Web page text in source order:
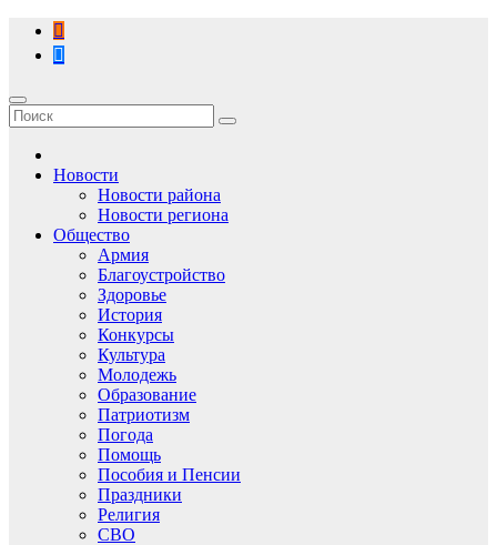
Перейти
содержимому
Новости
Новости района
Новости региона
Общество
Армия
Благоустройство
Здоровье
История
Конкурсы
Культура
Молодежь
Образование
Патриотизм
Погода
Помощь
Пособия и Пенсии
Праздники
Религия
СВО